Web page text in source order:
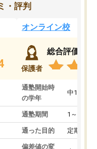
・評判
オンライン校
保護者
総合評価
通塾開始時
の学年
中1
通塾期間 1～3ヵ月
通った目的 定期テス
偏差値の変